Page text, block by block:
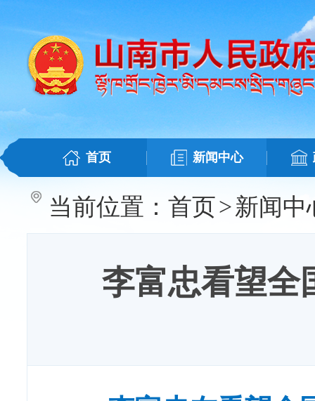
首页 新闻中心
当前位置： 首页>新闻中
李富忠看望全